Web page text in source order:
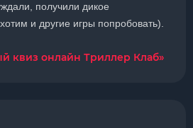
получили дикое
и другие игры попробовать).
квиз онлайн Триллер Клаб»